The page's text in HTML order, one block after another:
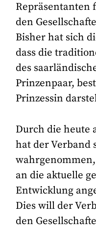
Repräsentanten
den
Bisher hat sich
dass die
des
Prinzenpaar,
Prinzessin
Durch die heute
hat der Verband
wahrgenommen,
an die aktuelle
Entwicklung
Dies will der
den